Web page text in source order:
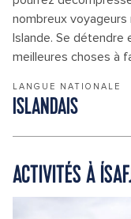
nombreux
Islande. Se détendre
meilleures choses à
LANGUE NATIONALE
ISLANDAIS
ACTIVITÉS À